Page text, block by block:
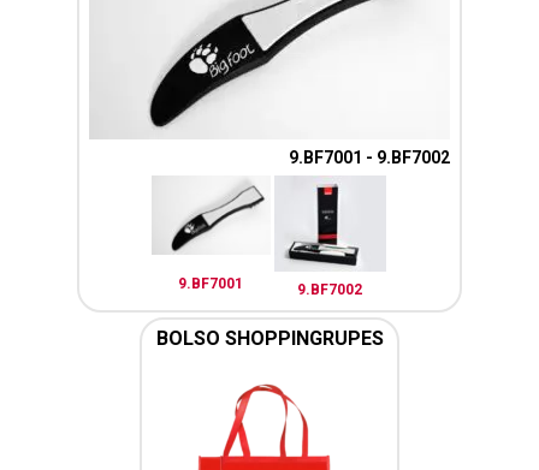
9.BF7001 - 9.BF7002
9.BF7001 9.BF7002
BOLSO SHOPPINGRUPES